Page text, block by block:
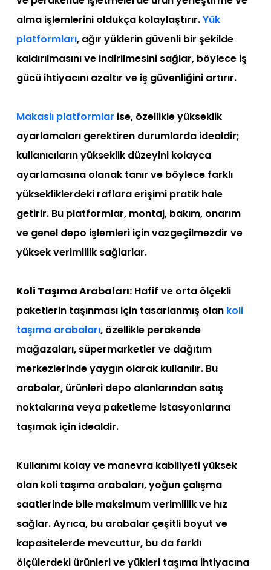
alma işlemlerini oldukça kolaylaştırır.Yük
platformları, ağır yüklerin güvenli bir şekilde
kaldırılmasını ve indirilmesini sağlar, böylece iş
gücü ihtiyacını azaltır ve iş güvenliğini artırır.
Makaslı platformlar ise, özellikle yükseklik
ayarlamaları gerektiren durumlarda idealdir;
kullanıcıların yükseklik düzeyini kolayca
ayarlamasına olanak tanır ve böylece farklı
yüksekliklerdeki raflara erişimi pratik hale
getirir. Bu platformlar, montaj, bakım, onarım
ve genel depo işlemleri için vazgeçilmezdir ve
yüksek verimlilik sağlarlar.
Koli Taşıma Arabaları: Hafif ve orta ölçekli
paketlerin taşınması için tasarlanmış olan koli
taşıma arabaları, özellikle perakende
mağazaları, süpermarketler ve dağıtım
merkezlerinde yaygın olarak kullanılır. Bu
arabalar, ürünleri depo alanlarından satış
noktalarına veya paketleme istasyonlarına
taşımak için idealdir.
Kullanımı kolay ve manevra kabiliyeti yüksek
olan koli taşıma arabaları, yoğun çalışma
saatlerinde bile maksimum verimlilik ve hız
sağlar. Ayrıca, bu arabalar çeşitli boyut ve
kapasitelerde mevcuttur, bu da farklı
ölçülerdeki ürünleri ve yükleri taşıma ihtiyacına